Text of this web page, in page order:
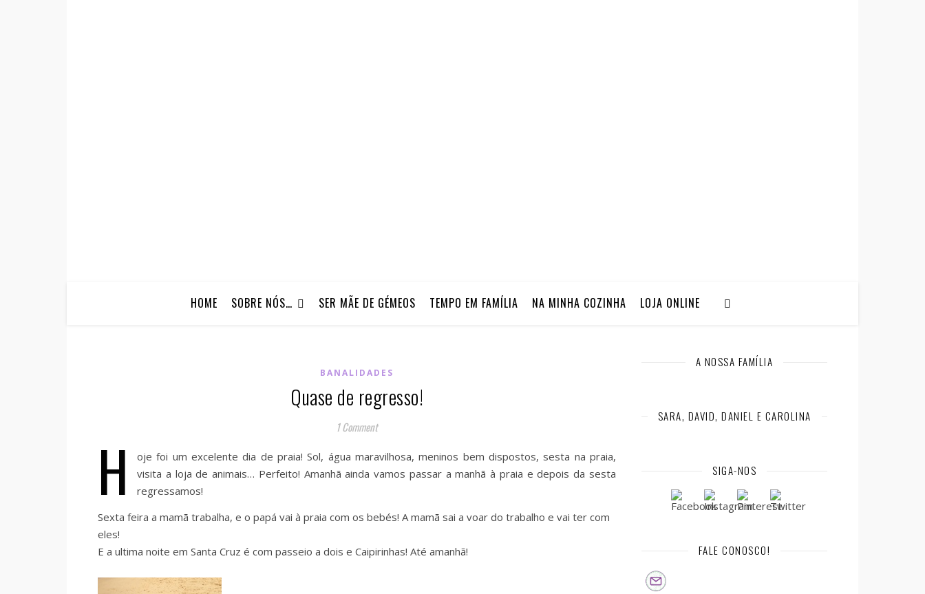
HOME SOBRE NÓS… SER MÃE DE GÉMEOS TEMPO EM FAMÍLIA NA MINHA COZINHA LOJA ONLINE
BANALIDADES
Quase de regresso!
1 Comment
H
oje foi um excelente dia de praia! Sol, água maravilhosa, meninos bem dispostos, sesta na praia,
visita a loja de animais… Perfeito! Amanhã ainda vamos passar a manhã à praia e depois da sesta
regressamos!
Sexta feira a mamã trabalha, e o papá vai à praia com os bebés! A mamã sai a voar do trabalho e vai ter com
eles!
E a ultima noite em Santa Cruz é com passeio a dois e Caipirinhas! Até amanhã!
A NOSSA FAMÍLIA
SARA, DAVID, DANIEL E CAROLINA
SIGA-NOS
FALE CONOSCO!